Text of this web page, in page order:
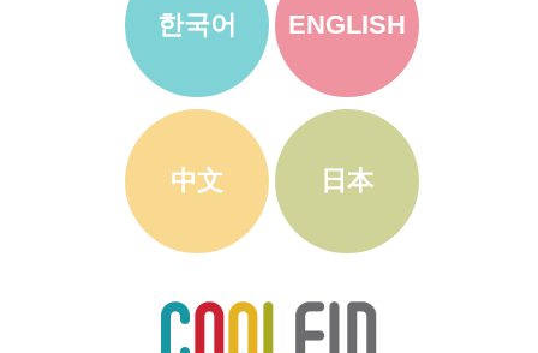
한국어 ENGLISH
中文 日本